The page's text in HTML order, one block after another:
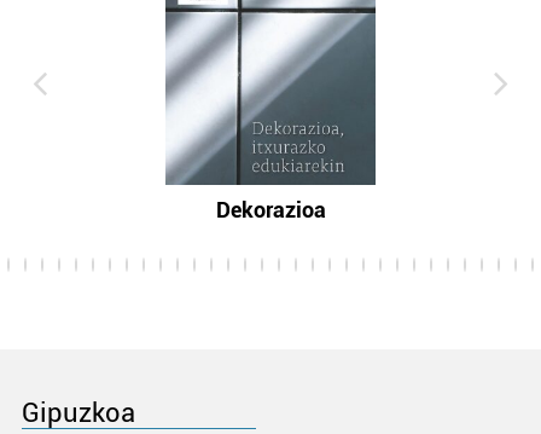
Dekorazioa
Gipuzkoa